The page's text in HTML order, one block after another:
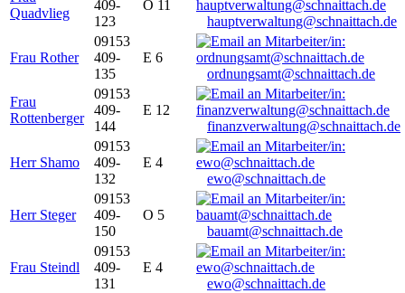
Quadvlieg
409-
123
O 11
hauptverwaltung@schnaittach.de
Frau Rother
09153
409-
135
E 6
ordnungsamt@schnaittach.de
Frau
Rottenberger
09153
409-
144
E 12
finanzverwaltung@schnaittach.de
Herr Shamo
09153
409-
132
E 4
ewo@schnaittach.de
Herr Steger
09153
409-
150
O 5
bauamt@schnaittach.de
Frau Steindl
09153
409-
131
E 4
ewo@schnaittach.de